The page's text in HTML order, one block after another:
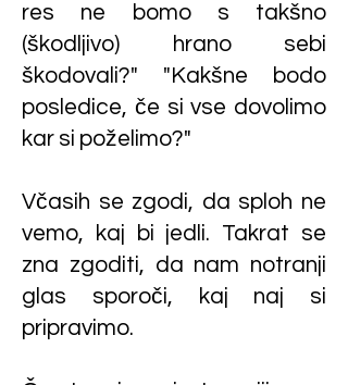
res ne bomo s takšno
(škodljivo) hrano sebi
škodovali?" "Kakšne bodo
posledice, če si vse dovolimo
kar si poželimo?"
Včasih se zgodi, da sploh ne
vemo, kaj bi jedli. Takrat se
zna zgoditi, da nam notranji
glas sporoči, kaj naj si
pripravimo.